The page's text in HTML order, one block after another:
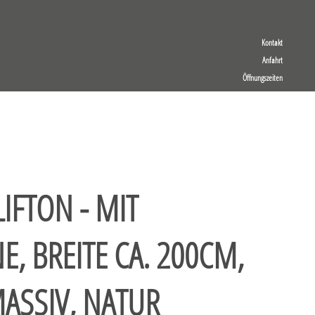
Kontakt
Anfahrt
Öffnungszeiten
- MIT
BREITE CA. 200CM,
NATUR